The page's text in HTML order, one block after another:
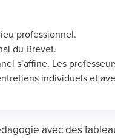
professionnel.
du Brevet.
s’affine. Les
individuels et
avec des